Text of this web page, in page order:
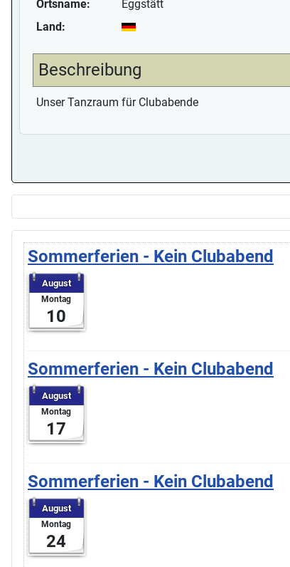
Ortsname:
Eggstätt
Land:
Beschreibung
Unser Tanzraum für Clubabende
Sommerferien - Kein Clubabend
August
Montag
10
Sommerferien - Kein Clubabend
August
Montag
17
Sommerferien - Kein Clubabend
August
Montag
24